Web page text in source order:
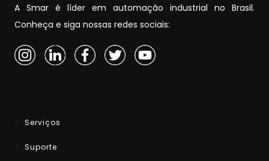
A Smar é líder em automação industrial no Brasil.
Conheça e siga nossas redes sociais:
Serviços
Suporte